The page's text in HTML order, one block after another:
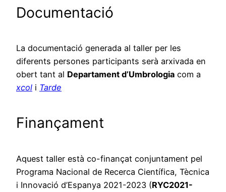
Documentació
La documentació generada al taller per les
diferents persones participants serà arxivada en
obert tant al Departament d’Umbrologia com a
xcol i Tarde
Finançament
Aquest taller està co-finançat conjuntament pel
Programa Nacional de Recerca Científica, Tècnica
i Innovació d’Espanya 2021-2023 (RYC2021-